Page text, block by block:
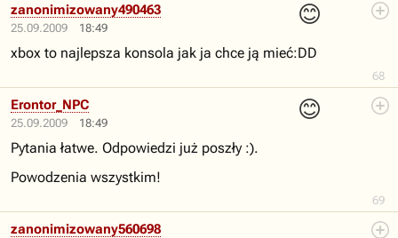
25.09.2009 18:49
😊
68
zanonimizowany490463
xbox to najlepsza konsola jak ja chce ją mieć:DD
25.09.2009 18:49
😊
69
Erontor_NPC
Pytania łatwe. Odpowiedzi już poszły :).
Powodzenia wszystkim!
zanonimizowany560698